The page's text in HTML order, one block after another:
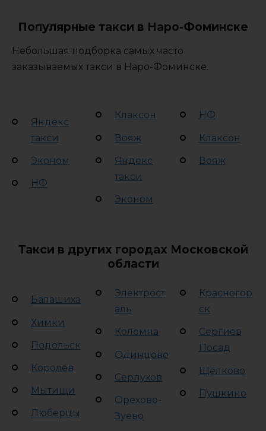
Популярные такси в Наро-Фоминске
Небольшая подборка самых часто
заказываемых такси в Наро-Фоминске.
Яндекс
такси
Эконом
НФ
Клаксон
Вояж
Яндекс
такси
Эконом
НФ
Клаксон
Вояж
Такси в других городах Московской
области
Балашиха
Химки
Подольск
Королёв
Мытищи
Люберцы
Электрост
аль
Коломна
Одинцово
Серпухов
Орехово-
Зуево
Красногор
ск
Сергиев
Посад
Щёлково
Пушкино